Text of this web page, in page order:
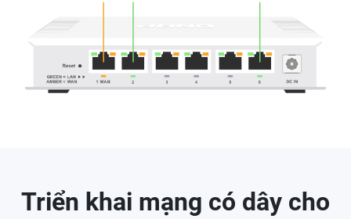
Triển khai mạng có dây cho